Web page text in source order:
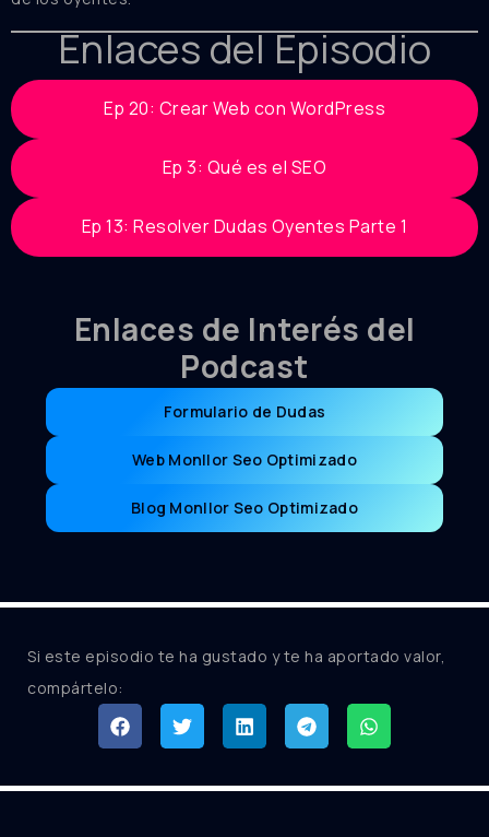
Enlaces del Episodio
Ep 20: Crear Web con WordPress
Ep 3: Qué es el SEO
Ep 13: Resolver Dudas Oyentes Parte 1
Enlaces de Interés del
Podcast
Formulario de Dudas
Web Monllor Seo Optimizado
Blog Monllor Seo Optimizado
Si este episodio te ha gustado y te ha aportado valor,
compártelo: